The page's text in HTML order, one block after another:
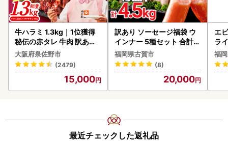
牛ハラミ 1.3kg｜1位獲得
秘伝の赤タレ 牛肉 訳あり
焼肉 BBQ
大阪府泉佐野市
(2479)
15,000
訳あり ソーセージ福袋 ウ
インナー 5種セット 合計4.
5kg ソーセージ
福岡県古賀市
(8)
20,000
エ
ライ
福
最近チェックした返礼品